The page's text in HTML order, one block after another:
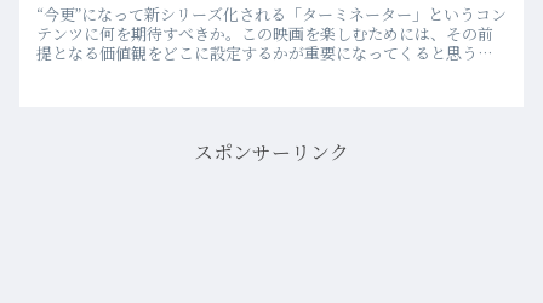
“今更”になって新シリーズ化される「ターミネーター」というコン
テンツに何を期待すべきか。この映画を楽しむためには、その前
提となる価値観をどこに設定するかが重要になってくると思う。
スポンサーリンク